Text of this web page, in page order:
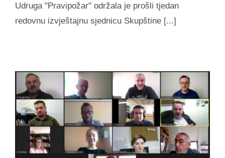
Udruga "Pravipožar" održala je prošli tjedan
redovnu izvještajnu sjednicu Skupštine [...]